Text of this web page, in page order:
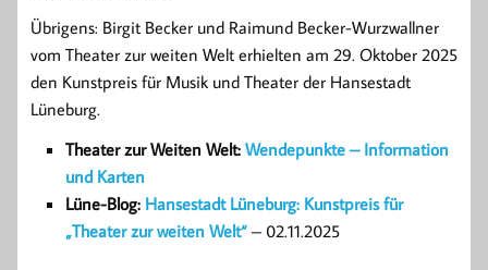
Übrigens: Birgit Becker und Raimund Becker-Wurzwallner
vom Theater zur weiten Welt erhielten am 29. Oktober 2025
den Kunstpreis für Musik und Theater der Hansestadt
Lüneburg.
Theater zur Weiten Welt: Wendepunkte – Information
und Karten
Lüne-Blog: Hansestadt Lüneburg: Kunstpreis für
„Theater zur weiten Welt“ – 02.11.2025